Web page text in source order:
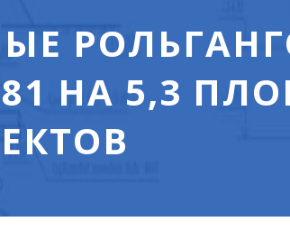
НА 5,3